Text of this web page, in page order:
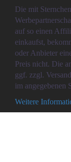
Die mit
auf so einen
einkaufst,
oder Anbieter
Preis nicht. Die
ggf. zzgl.
im angegebenen
Weitere